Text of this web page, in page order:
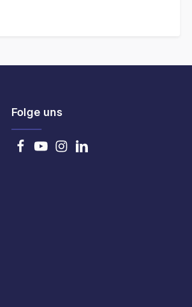
Folge uns